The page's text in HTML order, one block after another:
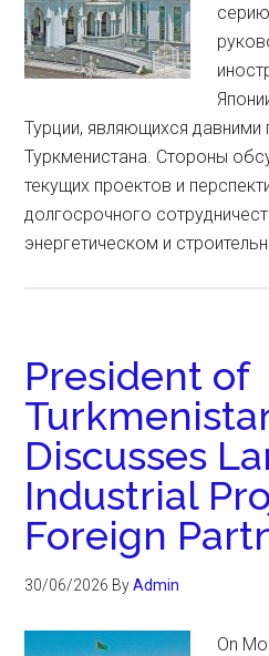
Турции, являющихся давними
Туркменистана. Стороны
текущих проектов и
долгосрочного
энергетическом и
President of
Discusses
Industrial
Foreign
30/06/2026 ByAdmin
On